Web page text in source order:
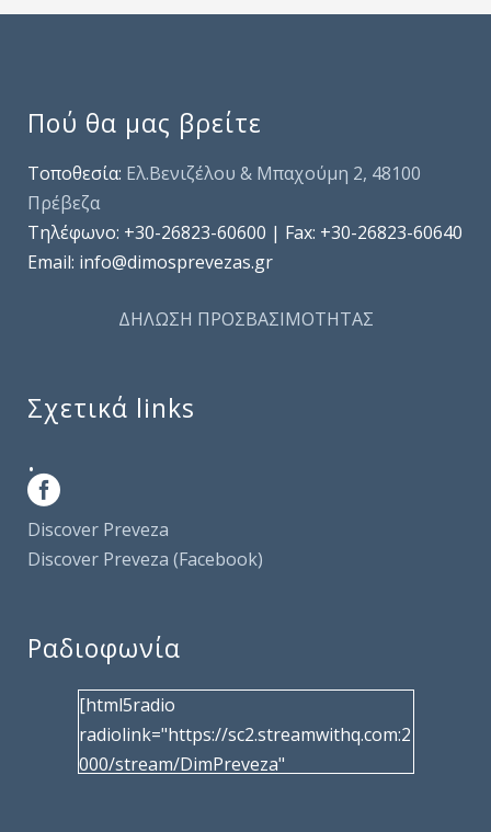
Πού θα μας βρείτε
Τοποθεσία: Ελ.Βενιζέλου & Μπαχούμη 2, 48100
Πρέβεζα
Τηλέφωνo: +30-26823-60600 | Fax: +30-26823-60640
Email: info@dimosprevezas.gr
ΔΗΛΩΣΗ ΠΡΟΣΒΑΣΙΜΟΤΗΤΑΣ
Σχετικά links
.
Discover Preveza
Discover Preveza (Facebook)
Ραδιοφωνία
[html5radio
radiolink="https://sc2.streamwithq.com:2
000/stream/DimPreveza"